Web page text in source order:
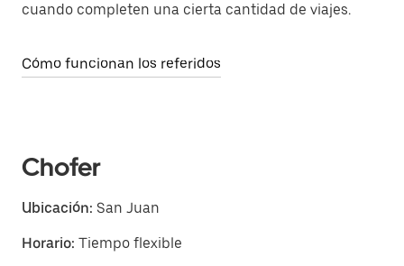
cuando completen una cierta cantidad de viajes.
Cómo funcionan los referidos
Chofer
Ubicación: San Juan
Horario: Tiempo flexible